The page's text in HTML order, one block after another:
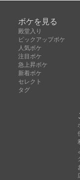
ボケを見る
殿堂入り
ピックアップボケ
人気ボケ
注目ボケ
急上昇ボケ
新着ボケ
セレクト
タグ